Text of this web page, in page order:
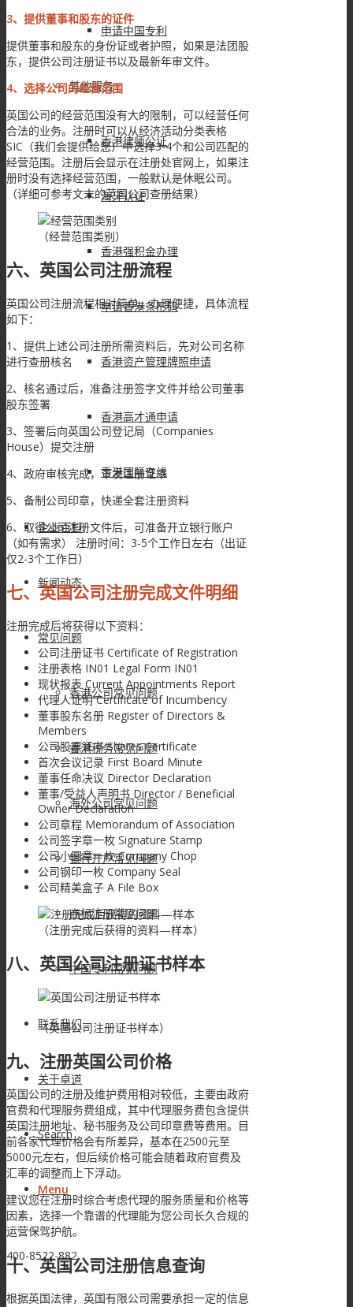
申请中国专利
其他服务
香港律师公证
海牙认证
香港强积金办理
申请香港条形码
香港资产管理牌照申请
香港高才通申请
香港国际专线
企业百科
新闻动态
常见问题
香港公司常见问题
香港税务常见问题
海外公司常见问题
银行开户常见问题
商标注册常见问题
中国专利常见问题
联系我们
关于卓道
Search
Menu
400-8522-882
3、提供董事和股东的证件
提供董事和股东的身份证或者护照，如果是法团股
东，提供公司注册证书以及最新年审文件。
4、选择公司的经营范围
英国公司的经营范围没有大的限制，可以经营任何
合法的业务。注册时可以从经济活动分类表格
SIC（我们会提供给您）中选择3-4个和公司匹配的
经营范围。注册后会显示在注册处官网上，如果注
册时没有选择经营范围，一般默认是休眠公司。
（详细可参考文末的英国公司查册结果）
（经营范围类别）
六、英国公司注册流程
英国公司注册流程相对简单，办理便捷，具体流程
如下：
1、提供上述公司注册所需资料后，先对公司名称
进行查册核名
2、核名通过后，准备注册签字文件并给公司董事
股东签署
3、签署后向英国公司登记局（Companies
House）提交注册
4、政府审核完成，下发注册证书
5、备制公司印章，快递全套注册资料
6、取得公司注册文件后，可准备开立银行账户
（如有需求） 注册时间：3-5个工作日左右（出证
仅2-3个工作日）
七、英国公司注册完成文件明细
注册完成后将获得以下资料：
公司注册证书 Certificate of Registration
注册表格 IN01 Legal Form IN01
现状报表 Current Appointments Report
代理人证明 Certificate of Incumbency
董事股东名册 Register of Directors &
Members
公司股票证书 Shares Certificate
首次会议记录 First Board Minute
董事任命决议 Director Declaration
董事/受益人声明书 Director / Beneficial
Owner Declaration
公司章程 Memorandum of Association
公司签字章一枚 Signature Stamp
公司小圆章一枚 Company Chop
公司钢印一枚 Company Seal
公司精美盒子 A File Box
（注册完成后获得的资料—样本）
八、英国公司注册证书样本
（英国公司注册证书样本）
九、注册英国公司价格
英国公司的注册及维护费用相对较低，主要由政府
官费和代理服务费组成，其中代理服务费包含提供
英国注册地址、秘书服务及公司印章费等费用。目
前各家代理价格会有所差异，基本在2500元至
5000元左右，但后续价格可能会随着政府官费及
汇率的调整而上下浮动。
建议您在注册时综合考虑代理的服务质量和价格等
因素，选择一个靠谱的代理能为您公司长久合规的
运营保驾护航。
十、英国公司注册信息查询
根据英国法律，英国有限公司需要承担一定的信息